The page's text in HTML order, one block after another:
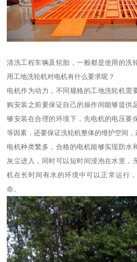
清洗工程车辆及轮胎，一般都是使用的洗
用工地洗轮机对电机有什么要求呢？
电机作为动力，不同规格的工地洗轮机需
购安装之前要保证自己的操作间能够提供
够安装在合理的环境下，先电机的电压要
等因素，还要保证洗轮机整体的维护空间，
电机种类繁多，合格的电机能够实现防水
灰尘进入，同时可以短时间浸泡在水里，
机在长时间有水的环境中可以正常运行
命。